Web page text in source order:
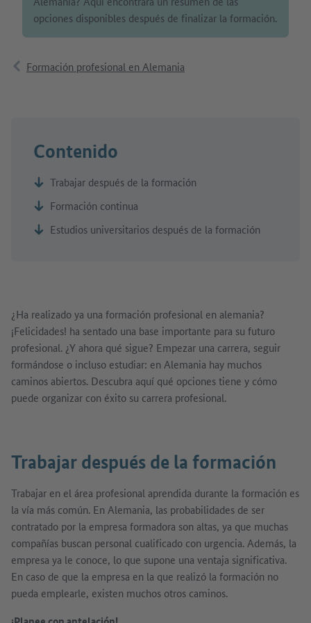
opciones disponibles después de finalizar la formación.
Formación profesional en Alemania
Contenido
Trabajar después de la formación
Formación continua
Estudios universitarios después de la formación
¿Ha realizado ya una formación profesional en alemania?
¡Felicidades! ha sentado una base importante para su futuro
profesional. ¿Y ahora qué sigue? Empezar una carrera, seguir
formándose o incluso estudiar: en Alemania hay muchos
caminos abiertos. Descubra aquí qué opciones tiene y cómo
puede organizar con éxito su carrera profesional.
Trabajar después de la formación
Trabajar en el área profesional aprendida durante la formación es
la vía más común. En Alemania, las probabilidades de ser
contratado por la empresa formadora son altas, ya que muchas
compañías buscan personal cualificado con urgencia. Además, la
empresa ya le conoce, lo que supone una ventaja significativa.
En caso de que la empresa en la que realizó la formación no
pueda emplearle, existen muchos otros caminos.